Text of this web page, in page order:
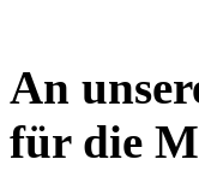
An
für die